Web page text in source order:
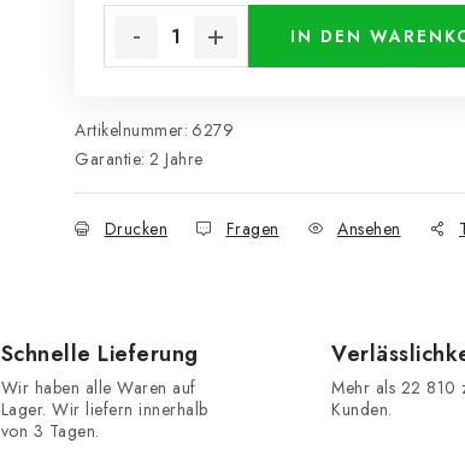
IN DEN
Artikelnummer: 6279
Garantie: 2 Jahre
Drucken Fragen Ansehen
Schnelle Lieferung
Wir haben alle Waren auf
Lager. Wir liefern innerhalb
von 3 Tagen.
Mehr als 22 810
Kunden.